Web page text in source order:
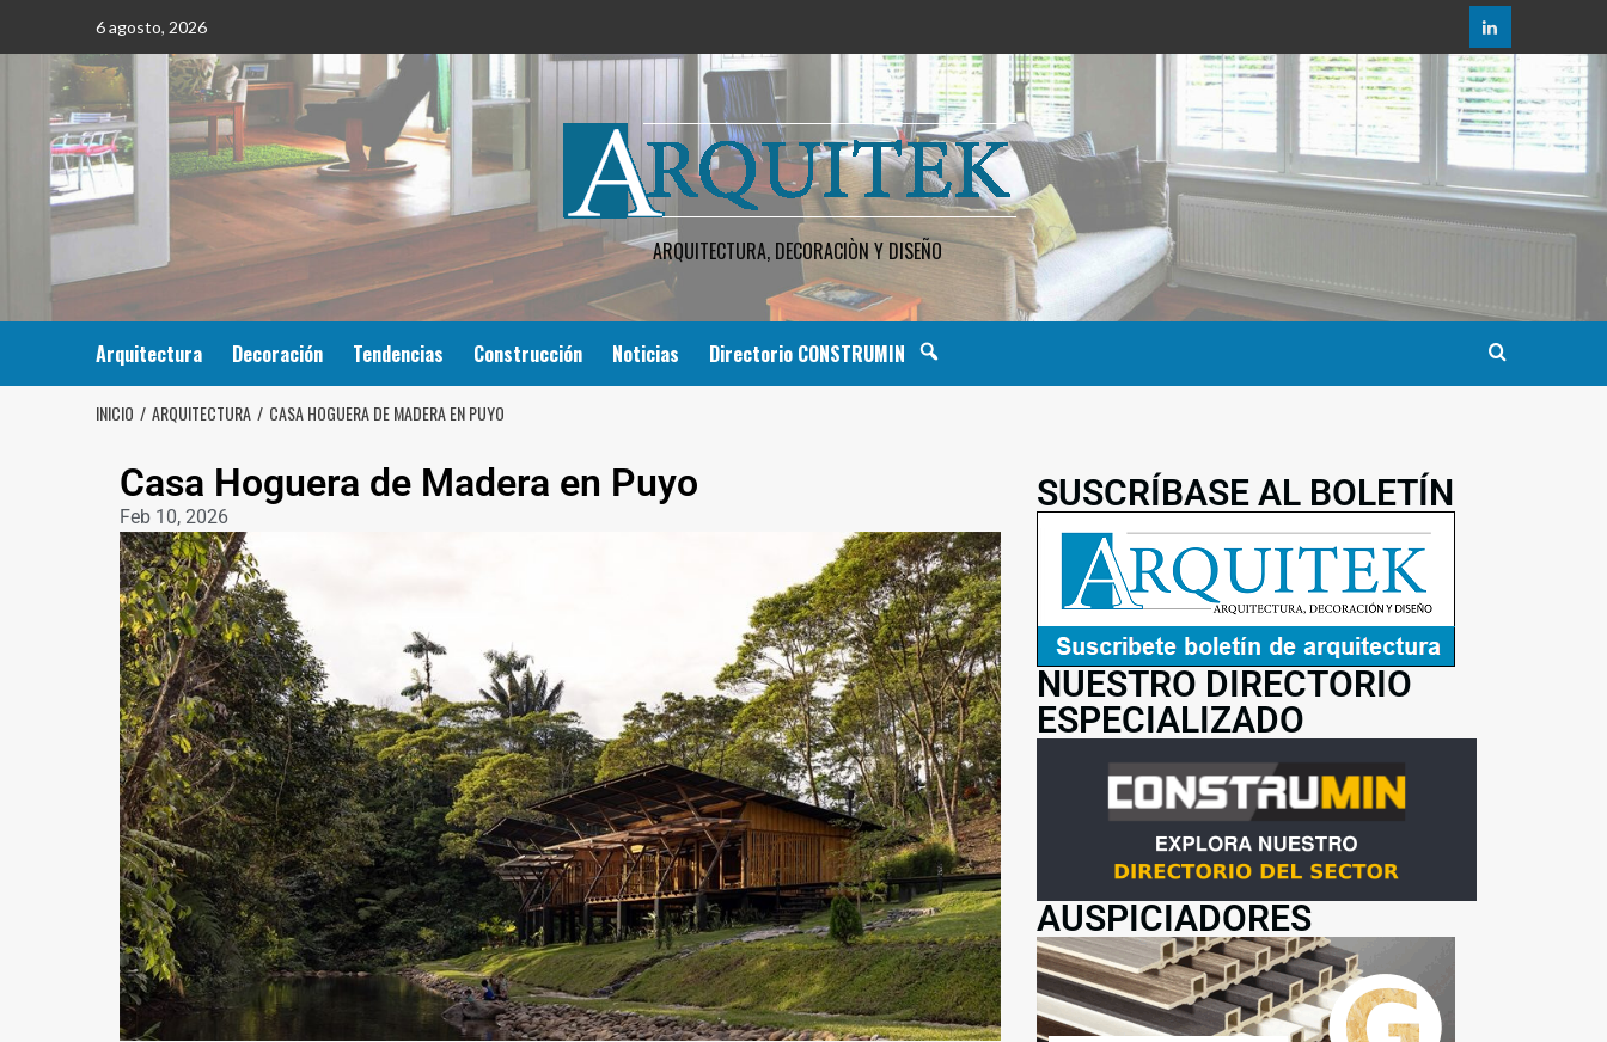
6 agosto, 2026
ARQUITECTURA, DECORACIÒN Y DISEÑO
Arquitectura Decoración Tendencias Construcción Noticias Directorio CONSTRUMIN
INICIO ARQUITECTURA CASA HOGUERA DE MADERA EN PUYO
Casa Hoguera de Madera en Puyo
Feb 10, 2026
SUSCRÍBASE AL BOLETÍN
NUESTRO DIRECTORIO
ESPECIALIZADO
AUSPICIADORES